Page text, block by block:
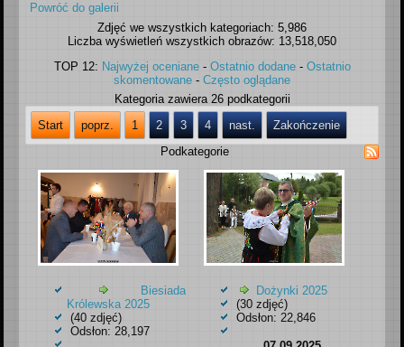
Powróć do galerii
Zdjęć we wszystkich kategoriach: 5,986
Liczba wyświetleń wszystkich obrazów: 13,518,050
TOP 12: Najwyżej oceniane- Ostatnio dodane- Ostatnio
skomentowane - Często oglądane
Kategoria zawiera 26 podkategorii
Start
poprz. 1 2 3 4 nast.
Zakończenie
Podkategorie
Biesiada
Królewska 2025
(40 zdjęć)
Odsłon: 28,197
Dożynki 2025
(30 zdjęć)
Odsłon: 22,846